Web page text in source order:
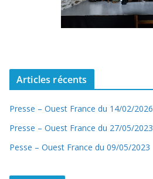
Articles récents
Presse – Ouest France du 14/02/2026
Presse – Ouest France du 27/05/2023
Pesse – Ouest France du 09/05/2023